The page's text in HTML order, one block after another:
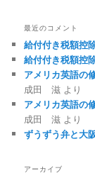
最近のコメント
給付付き税額控
給付付き税額控
アメリカ英語
成田 滋 より
アメリカ英語
成田 滋 より
ずうずう弁と大
アーカイブ